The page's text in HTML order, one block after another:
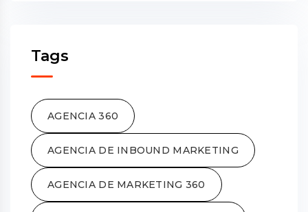
Tags
AGENCIA 360
AGENCIA DE INBOUND MARKETING
AGENCIA DE MARKETING 360